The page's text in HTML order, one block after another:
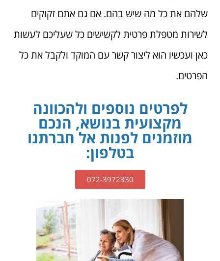
שלהם את כל מה שיש בהם. אם גם אתם זקוקים
לשירות מטפלת פרטית לקשישים כל שעליכם לעשות
כאן ועכשיו הוא ליצור קשר עם המוקד ולקבל את כל
הפרטים.
לפרטים נוספים ולהכוונה
מקצועית בנושא, הנכם
מוזמנים לפנות אל חברתנו
בטלפון:
072-3972330